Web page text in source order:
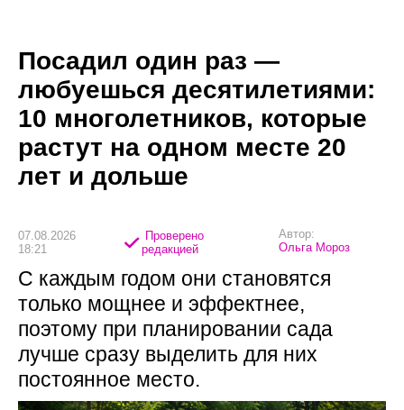
Посадил один раз —
любуешься десятилетиями:
10 многолетников, которые
растут на одном месте 20
лет и дольше
07.08.2026
18:21
Проверено
редакцией
Автор:
Ольга Мороз
С каждым годом они становятся
только мощнее и эффектнее,
поэтому при планировании сада
лучше сразу выделить для них
постоянное место.